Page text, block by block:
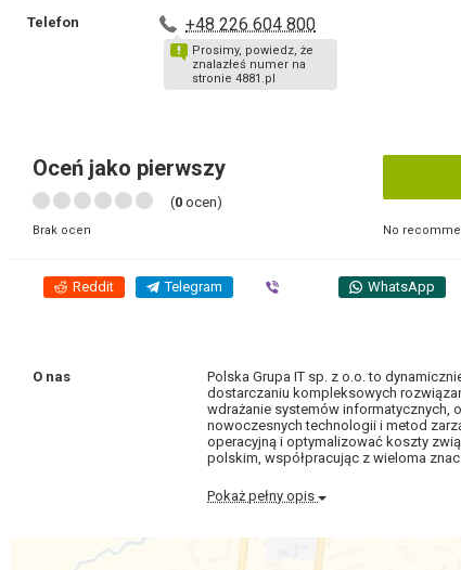
Telefon +48 226 604 800
Prosimy, powiedz, że
znalazłeś numer na
stronie 4881.pl
Oceń jako pierwszy
(0 ocen)
Brak ocen No
Reddit Telegram WhatsApp
O nas
Polska Grupa IT sp. z o.o. to
dostarczaniu kompleksowych
wdrażanie systemów informatycznych,
nowoczesnych technologii i metod
operacyjną i optymalizować koszty
polskim, współpracując z wieloma
Pokaż pełny opis